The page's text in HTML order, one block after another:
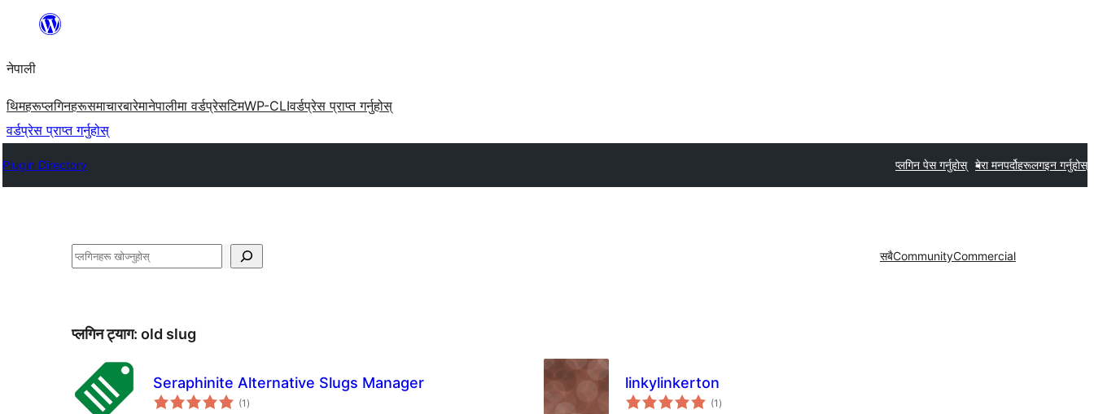
सामग्रीमा
नेपाली
थिमहरूप्लगिनहरूसमाचारबारेमानेपालीमा वर्डप्रेसटिमWP-CLIवर्डप्रेस प्राप्त गर्नुहोस्
वर्डप्रेस प्राप्त गर्नुहोस्
Plugin Directory प्लगिन पेस गर्नुहोस् मेरा मनपर्दोहरूलगइन गर्नुहोस्
खोज्नुहोस् सबैCommunityCommercial
प्लगिन ट्याग: old slug
Seraphinite Alternative Slugs Manager
(1 कुल
रेटिङ्गहरू
)
linkylinkerton
(1 कुल
रेटिङ्गहरू
)